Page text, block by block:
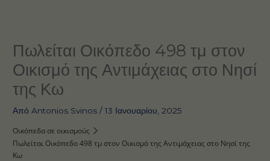
Πωλείται Οικόπεδο 498 τμ στον
Οικισμό της Αντιμάχειας στο Νησί
της Κω
ΑπόAntonios Svinos/13 Ιανουαρίου, 2025
Οικόπεδα σε οικισμούς
Πωλείται Οικόπεδο 498 τμ στον Οικισμό της Αντιμάχειας στο Νησί της
Κω